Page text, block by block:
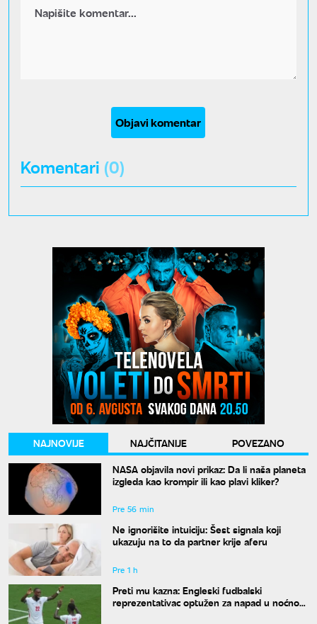
Objavi komentar
Komentari (0)
NAJNOVIJE NAJČITANIJE
POVEZANO
NASA objavila novi prikaz: Da li naša planeta
izgleda kao krompir ili kao plavi kliker?
Pre 56 min
Ne ignorišite intuiciju: Šest signala koji
ukazuju na to da partner krije aferu
Pre 1 h
Preti mu kazna: Engleski fudbalski
reprezentativac optužen za napad u noćnom